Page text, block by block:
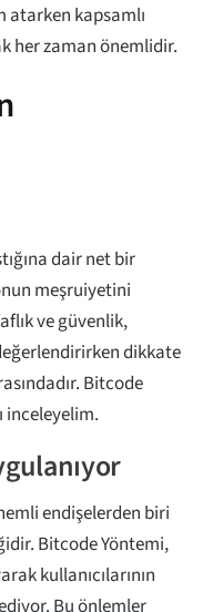
atarken kapsamlı
her zaman önemlidir.
dair net bir
meşruiyetini
ve güvenlik,
dikkate
Bitcode
inceleyelim.
endişelerden biri
Bitcode Yöntemi,
kullanıcılarının